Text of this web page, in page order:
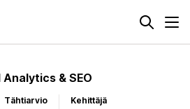
& SEO
Tähtiarvio
Kehittäjä